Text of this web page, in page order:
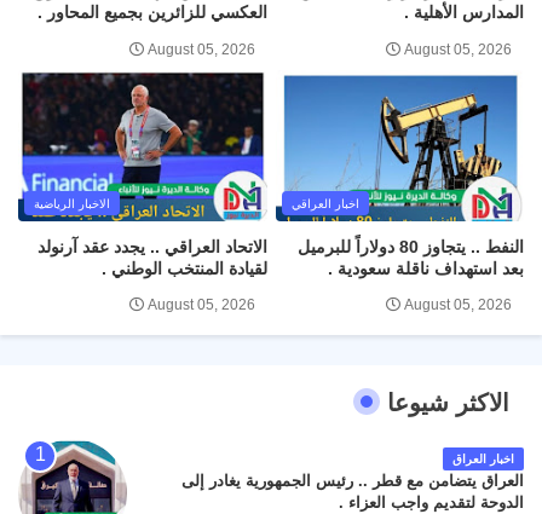
المدارس الأهلية .
August 05, 2026
العكسي للزائرين بجميع المحاور .
August 05, 2026
اخبار العراقي
النفط .. يتجاوز 80 دولاراً للبرميل
بعد استهداف ناقلة سعودية .
August 05, 2026
الاخبار الرياضية
الاتحاد العراقي .. يجدد عقد آرنولد
لقيادة المنتخب الوطني .
August 05, 2026
الاكثر شيوعا
اخبار العراق
العراق يتضامن مع قطر .. رئيس الجمهورية يغادر إلى
الدوحة لتقديم واجب العزاء .